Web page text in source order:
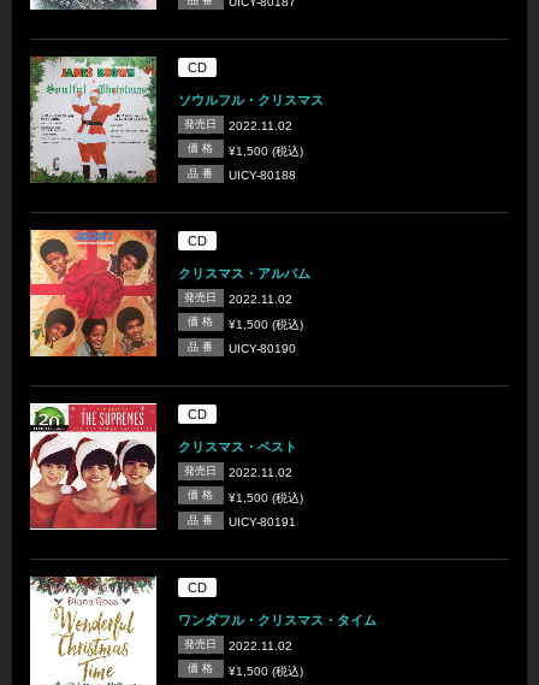
CD
ソウルフル・クリスマス
発売日 2022.11.02
価 格 ¥1,500 (税込)
品 番 UICY-80188
CD
クリスマス・アルバム
発売日 2022.11.02
価 格 ¥1,500 (税込)
品 番 UICY-80190
CD
クリスマス・ベスト
発売日 2022.11.02
価 格 ¥1,500 (税込)
品 番 UICY-80191
CD
ワンダフル・クリスマス・タイム
発売日 2022.11.02
価 格 ¥1,500 (税込)